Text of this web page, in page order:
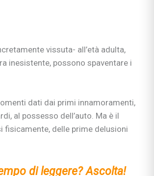
vissuta- all’età adulta,
inesistente, possono spaventare i
dati dai primi innamoramenti,
al possesso dell’auto. Ma è il
fisicamente, delle prime delusioni
di leggere? Ascolta!